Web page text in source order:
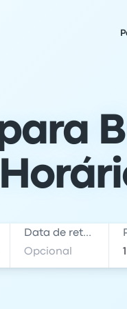
Data de retorno